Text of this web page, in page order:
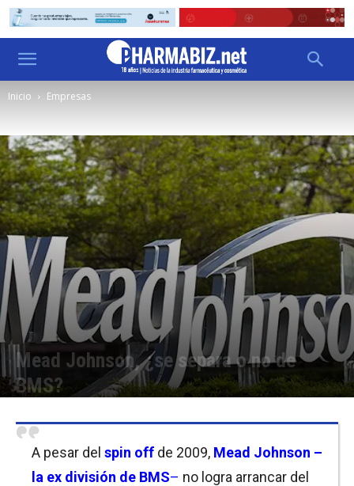
Inicio Empresas
Mead Johnson, ¿se separa o no de
BMS?
A pesar del spin off de 2009, Mead Johnson –
la ex división de BMS– no logra arrancar del